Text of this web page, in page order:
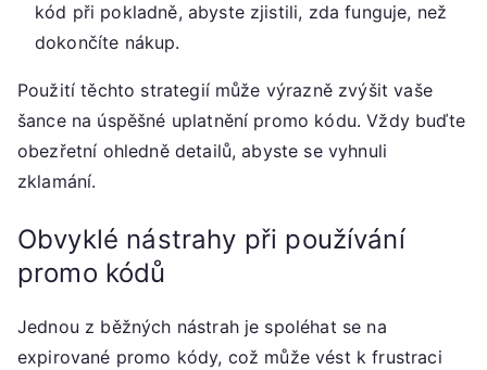
kód při pokladně, abyste zjistili, zda funguje, než
dokončíte nákup.
Použití těchto strategií může výrazně zvýšit vaše
šance na úspěšné uplatnění promo kódu. Vždy buďte
obezřetní ohledně detailů, abyste se vyhnuli
zklamání.
Obvyklé nástrahy při používání
promo kódů
Jednou z běžných nástrah je spoléhat se na
expirované promo kódy, což může vést k frustraci